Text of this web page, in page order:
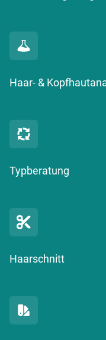
Haar- &
Typberatung
Haarschnitt